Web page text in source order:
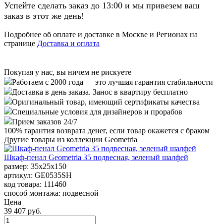
Успейте сделать заказ до 13:00 и мы привезем ваш
заказ в этот же день!
Подробнее об оплате и доставке в Москве и Регионах на
странице Доставка и оплата
Покупая у нас, вы ничем не рискуете
Работаем с 2000 года — это лучшая гарантия стабильности
Доставка в день заказа. Занос в квартиру бесплатно
Оригинальный товар, имеющий сертификаты качества
Специальные условия для дизайнеров и прорабов
Прием заказов 24/7
100% гарантия возврата денег, если товар окажется с браком
Другие товары из коллекции Geometria
Шкаф-пенал Geometria 35 подвесная, зеленый шалфей
размер: 35x25x150
артикул: GE0535SH
код товара: 111460
способ монтажа: подвесной
Цена
39 407 руб.